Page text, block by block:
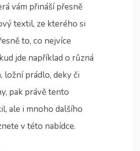
vám přináší přesně
textil, ze kterého si
to, co nejvíce
jde například o různá
ložní prádlo, deky či
pak právě tento
ale i mnoho dalšího
v této nabídce.